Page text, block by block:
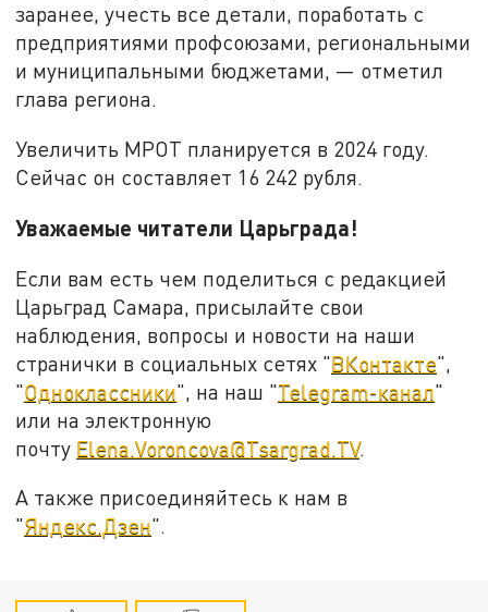
заранее, учесть все детали, поработать с
предприятиями профсоюзами, региональными
и муниципальными бюджетами, — отметил
глава региона.
Увеличить МРОТ планируется в 2024 году.
Сейчас он составляет 16 242 рубля.
Уважаемые читатели Царьграда!
Если вам есть чем поделиться с редакцией
Царьград Самара, присылайте свои
наблюдения, вопросы и новости на наши
странички в социальных сетях "ВКонтакте",
"Одноклассники", на наш "Telegram-канал"
или на электронную
почту Elena.Voroncova@Tsargrad.TV.
А также присоединяйтесь к нам в
"Яндекс.Дзен".